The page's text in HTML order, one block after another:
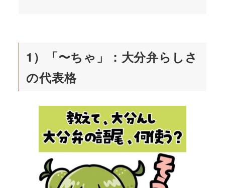
1）「〜ちゃ」：大分弁らしさ
の代表格